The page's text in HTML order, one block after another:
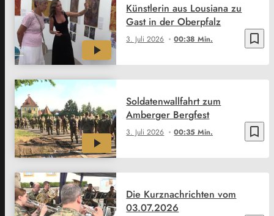
bookmark_border
3. Juli 2026 00:38 Min.
Künstlerin aus Lousiana zu
Gast in der Oberpfalz
bookmark_border
3. Juli 2026 00:35 Min.
Soldatenwallfahrt zum
Amberger Bergfest
Die Kurznachrichten vom
03.07.2026